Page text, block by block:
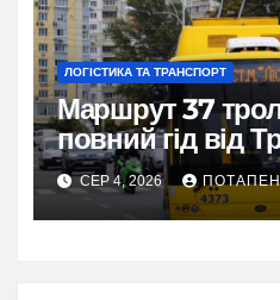
ЛОГІСТИКА ТА ТРАНСПОРТ
Маршрут 37
повний гід від
метро Лісова
СЕР 4, 2026